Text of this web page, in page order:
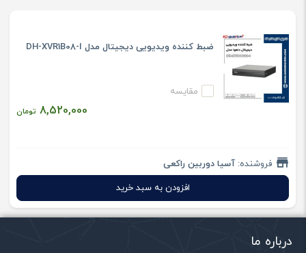
ضبط کننده ویدیویی دیجیتال مدل DH-XVR1B08-I
مقایسه
8,520,000 تومان
فروشنده: آسیا دوربین راکعی
افزودن به سبد خرید
درباره ما